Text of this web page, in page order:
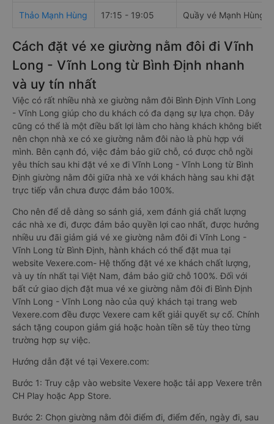
Thảo Mạnh Hùng 17:15 - 19:05 Quầy vé Mạnh Hùng,
Cách đặt vé xe giường nằm đôi đi Vĩnh
Long - Vĩnh Long từ Bình Định nhanh
và uy tín nhất
Việc có rất nhiều nhà xe giường nằm đôi Bình Định Vĩnh Long
- Vĩnh Long giúp cho du khách có đa dạng sự lựa chọn. Đây
cũng có thể là một điều bất lợi làm cho hàng khách không biết
nên chọn nhà xe có xe giường nằm đôi nào là phù hợp với
mình. Bên cạnh đó, việc đảm bảo giữ chỗ, có được chỗ ngồi
yêu thích sau khi đặt vé xe đi Vĩnh Long - Vĩnh Long từ Bình
Định giường nằm đôi giữa nhà xe với khách hàng sau khi đặt
trực tiếp vẫn chưa được đảm bảo 100%.
Cho nên để dễ dàng so sánh giá, xem đánh giá chất lượng
các nhà xe đi, được đảm bảo quyền lợi cao nhất, được hưởng
nhiều ưu đãi giảm giá vé xe giường nằm đôi đi Vĩnh Long -
Vĩnh Long từ Bình Định, hành khách có thể đặt mua tại
website Vexere.com- Hệ thống đặt vé xe khách chất lượng,
và uy tín nhất tại Việt Nam, đảm bảo giữ chỗ 100%. Đối với
bất cứ giao dịch đặt mua vé xe giường nằm đôi đi Bình Định
Vĩnh Long - Vĩnh Long nào của quý khách tại trang web
Vexere.com đều được Vexere cam kết giải quyết sự cố. Chính
sách tặng coupon giảm giá hoặc hoàn tiền sẽ tùy theo từng
trường hợp sự việc.
Hướng dẫn đặt vé tại Vexere.com:
Bước 1: Truy cập vào website Vexere hoặc tải app Vexere trên
CH Play hoặc App Store.
Bước 2: Chọn giường nằm đôi điểm đi, điểm đến, ngày đi, sau